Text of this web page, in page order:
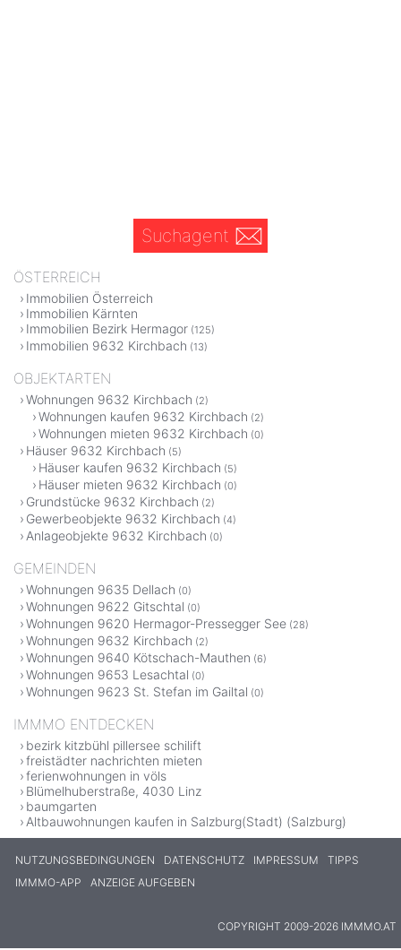
Suchagent
ÖSTERREICH
Immobilien Österreich
Immobilien Kärnten
Immobilien Bezirk Hermagor (125)
Immobilien 9632 Kirchbach (13)
OBJEKTARTEN
Wohnungen 9632 Kirchbach (2)
Wohnungen kaufen 9632 Kirchbach (2)
Wohnungen mieten 9632 Kirchbach (0)
Häuser 9632 Kirchbach (5)
Häuser kaufen 9632 Kirchbach (5)
Häuser mieten 9632 Kirchbach (0)
Grundstücke 9632 Kirchbach (2)
Gewerbeobjekte 9632 Kirchbach (4)
Anlageobjekte 9632 Kirchbach (0)
GEMEINDEN
Wohnungen 9635 Dellach (0)
Wohnungen 9622 Gitschtal (0)
Wohnungen 9620 Hermagor-Pressegger See (28)
Wohnungen 9632 Kirchbach (2)
Wohnungen 9640 Kötschach-Mauthen (6)
Wohnungen 9653 Lesachtal (0)
Wohnungen 9623 St. Stefan im Gailtal (0)
IMMMO ENTDECKEN
bezirk kitzbühl pillersee schilift
freistädter nachrichten mieten
ferienwohnungen in völs
Blümelhuberstraße, 4030 Linz
baumgarten
Altbauwohnungen kaufen in Salzburg(Stadt) (Salzburg)
NUTZUNGSBEDINGUNGEN DATENSCHUTZ IMPRESSUM
TIPPS
IMMMO-APP
ANZEIGE AUFGEBEN
COPYRIGHT 2009-2026 IMMMO.AT